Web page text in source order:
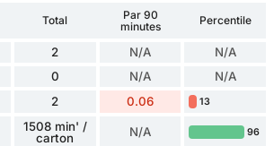
Total
Par 90
minutes
Percentile
2 N/A N/A
0 N/A N/A
2 0.06 13
1508 min' /
carton
N/A 96